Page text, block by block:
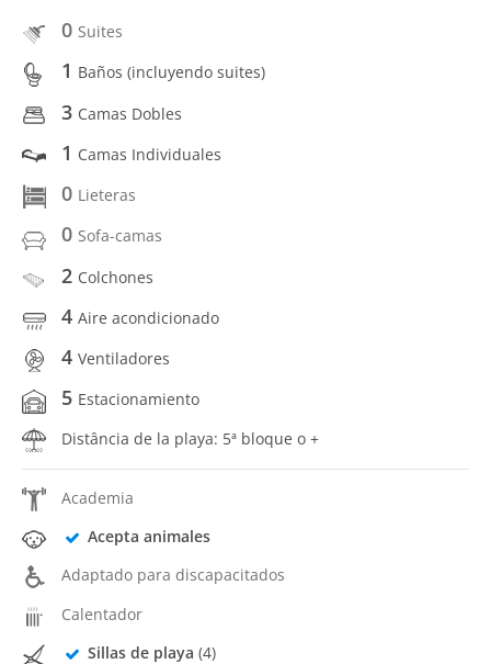
0 Suites
1 Baños (incluyendo suites)
3 Camas Dobles
1 Camas Individuales
0 Lieteras
0 Sofa-camas
2 Colchones
4 Aire acondicionado
4 Ventiladores
5 Estacionamiento
Distância de la playa: 5ª bloque o +
Academia
Acepta animales
Adaptado para discapacitados
Calentador
Sillas de playa (4)